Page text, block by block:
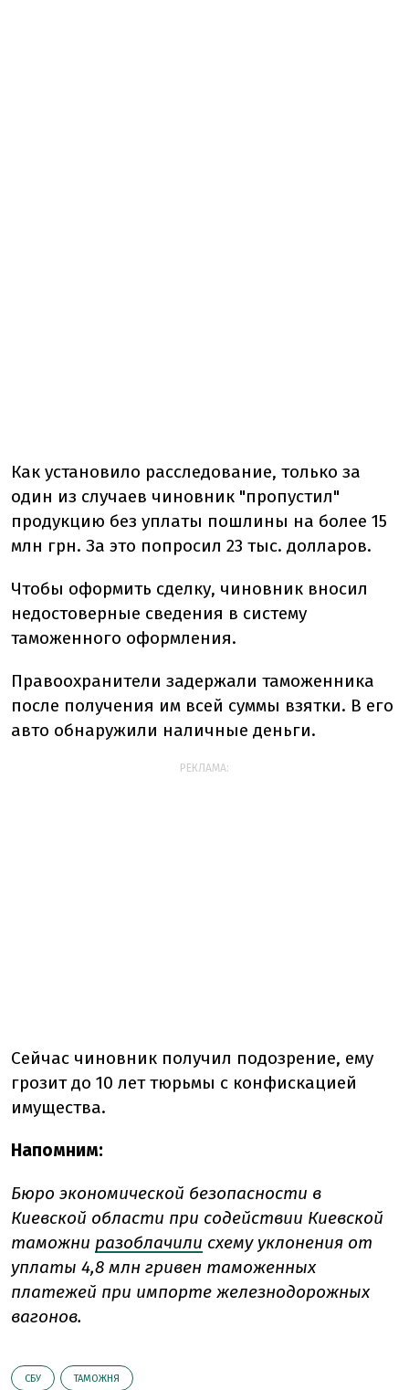
Как установило расследование, только за
один из случаев чиновник "пропустил"
продукцию без уплаты пошлины на более 15
млн грн. За это попросил 23 тыс. долларов.
Чтобы оформить сделку, чиновник вносил
недостоверные сведения в систему
таможенного оформления.
Правоохранители задержали таможенника
после получения им всей суммы взятки. В его
авто обнаружили наличные деньги.
РЕКЛАМА:
Сейчас чиновник получил подозрение, ему
грозит до 10 лет тюрьмы с конфискацией
имущества.
Напомним:
Бюро экономической безопасности в
Киевской области при содействии Киевской
таможни разоблачили схему уклонения от
уплаты 4,8 млн гривен таможенных
платежей при импорте железнодорожных
вагонов.
СБУ ТАМОЖНЯ